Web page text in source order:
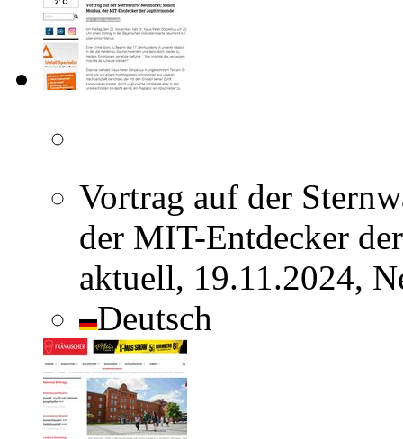
Vortrag auf der
der MIT-Entdecker
aktuell, 19.11.2024,
Deutsch